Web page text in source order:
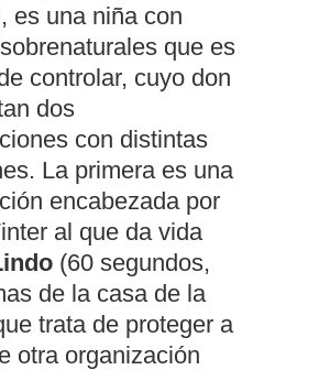
es una niña con
que es
controlar, cuyo don
dos
con distintas
La primera es una
encabezada por
al que da vida
(60 segundos,
de la casa de la
trata de proteger a
otra organización